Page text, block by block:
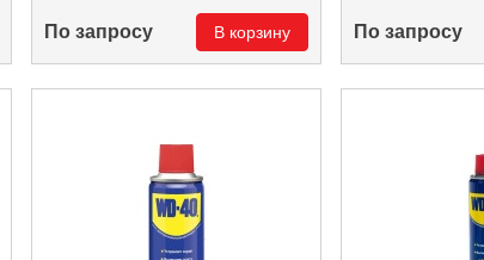
По запросу В корзину По запросу